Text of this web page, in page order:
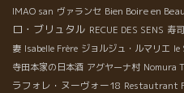
IMAO san ヴァランセ Bien Boire en
ロ・ブリュタル RECUE DES SENS 寿
妻 Isabelle Frère ジョルジュ・ルマリエ le
寺田本家の日本酒 アグヤーナ村 Nomura
ラフォレ・ヌーヴォー18 Restautrant